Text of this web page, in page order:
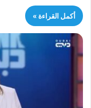
أكمل القراءة »